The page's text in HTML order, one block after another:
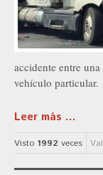
accidente entre
vehículo particular.
Leer más ...
Visto 1992 veces